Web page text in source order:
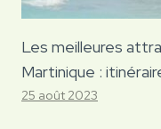
Les meilleures
Martinique :
25 août 2023